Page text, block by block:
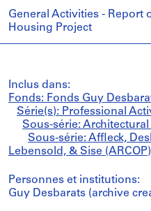
General Activities - Report
Housing Project
Inclus dans:
Fonds: Fonds Guy
Série(s): Professional
Sous-série: Architectural
Sous-série: Affleck,
Lebensold, & Sise
Personnes et institutions:
Guy Desbarats (archive